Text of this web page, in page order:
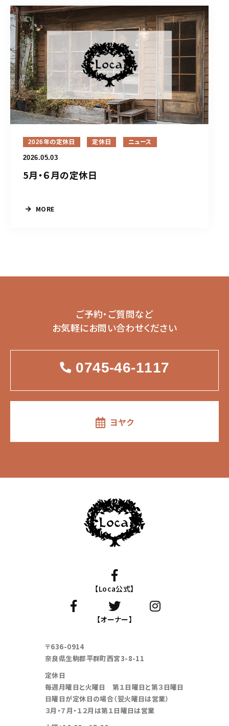
2026年の定休日 定休日 ニュース
2026.05.03
5月・６月の定休日
MORE
ご予約・ご質問など
お気軽にお問い合わせください
0745-46-1117
ヨヤク
〒636-0914
奈良県生駒郡平群町西宮3-8-11
定休日
毎週月曜日と火曜日 第１日曜日と第３日曜日
日曜日が定休日の場合（翌火曜日は営業）
３月・７月・１２月は第１日曜日は営業
【Loca公式】
【オーナー】